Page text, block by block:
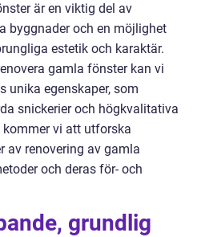
är en viktig del av
byggnader och en möjlighet
estetik och karaktär.
gamla fönster kan vi
unika egenskaper, som
snickerier och högkvalitativa
vi att utforska
av renovering av gamla
och deras för- och
grundlig